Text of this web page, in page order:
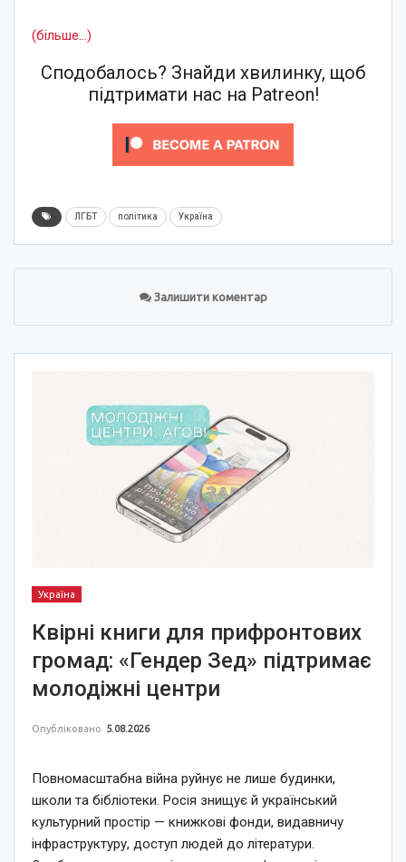
(більше…)
Сподобалось? Знайди хвилинку, щоб
підтримати нас на Patreon!
ЛГБТ політика Україна
Залишити коментар
Україна
Квірні книги для прифронтових
громад: «Гендер Зед» підтримає
молодіжні центри
Опубліковано 5.08.2026
Повномасштабна війна руйнує не лише будинки,
школи та бібліотеки. Росія знищує й український
культурний простір — книжкові фонди, видавничу
інфраструктуру, доступ людей до літератури.